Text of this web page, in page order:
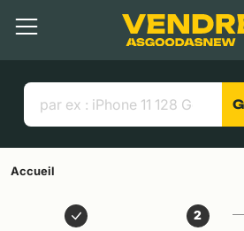
Contenu principal
Menu
Liens utiles
Accueil
2